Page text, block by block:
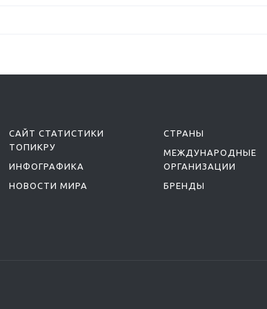
САЙТ СТАТИСТИКИ
ТОПИКРУ
ИНФОГРАФИКА
НОВОСТИ МИРА
СТРАНЫ
МЕЖДУНАРОДНЫЕ
ОРГАНИЗАЦИИ
БРЕНДЫ